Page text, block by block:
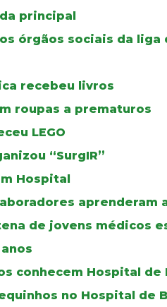
principal
órgãos sociais da
recebeu livros
roupas a prematuros
LEGO
“SurgIR”
Hospital
aprenderam
de jovens médicos
conhecem Hospital de
no Hospital de